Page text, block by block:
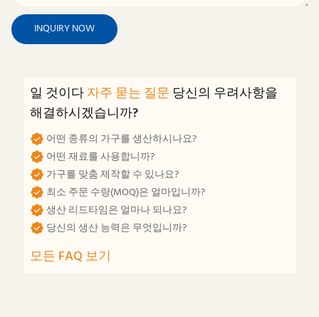
INQUIRY NOW
일 것이다자주 묻는 질문 당신의 우려사항을
해결하시겠습니까?
어떤 종류의 가구를 생산하시나요?
어떤 재료를 사용합니까?
가구를 맞춤 제작할 수 있나요?
최소 주문 수량(MOQ)은 얼마입니까?
생산 리드타임은 얼마나 되나요?
당신의 생산 능력은 무엇입니까?
모든 FAQ 보기